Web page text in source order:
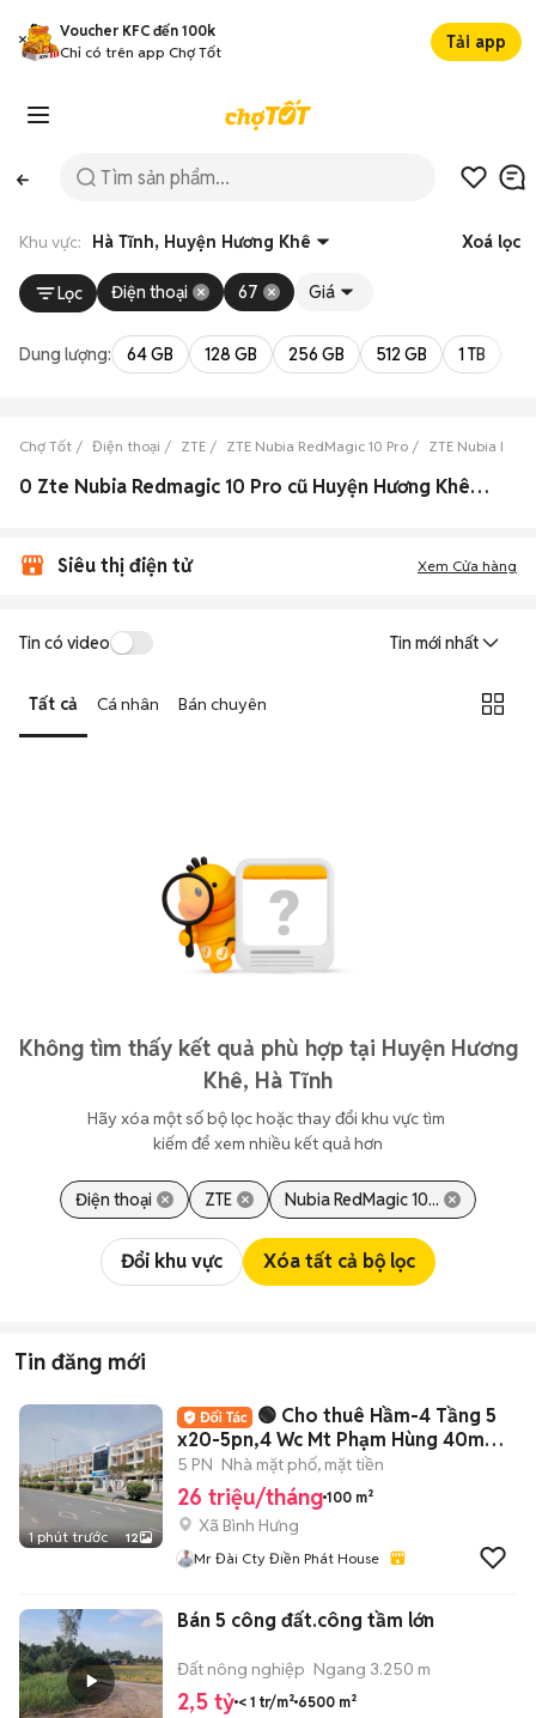
Voucher KFC đến 100k
Chỉ có trên app Chợ Tốt
Tải app
Khu vực: Hà Tĩnh, Huyện Hương Khê Xoá lọc
Lọc Điện thoại 67 Giá
Dung lượng: 64 GB 128 GB 256 GB 512 GB 1 TB
Chợ Tốt Điện thoại ZTE ZTE Nubia RedMagic 10 Pro ZTE Nubia
0 Zte Nubia Redmagic 10 Pro cũ Huyện Hương Khê, Hà Tĩnh đẹp
Siêu thị điện tử Xem Cửa hàng
Tin có video Tin mới nhất
Tất cả Cá nhân Bán chuyên
Không tìm thấy kết quả phù hợp tại Huyện Hương
Khê, Hà Tĩnh
Hãy xóa một số bộ lọc hoặc thay đổi khu vực tìm
kiếm để xem nhiều kết quả hơn
Điện thoại ZTE Nubia RedMagic 10...
Đổi khu vực Xóa tất cả bộ lọc
Tin đăng mới
1 phút trước 12
🟢 Cho thuê Hầm-4 Tầng 5
x20-5pn,4 Wc Mt Phạm Hùng 40m
KDC Đại Phúc,BH
5 PN Nhà mặt phố, mặt tiền
26 triệu/tháng 100 m²
Xã Bình Hưng
Mr Đài Cty Điền Phát House
Bán 5 công đất.công tầm lớn
Đất nông nghiệp Ngang 3.250 m
2,5 tỷ < 1 tr/m² 6500 m²